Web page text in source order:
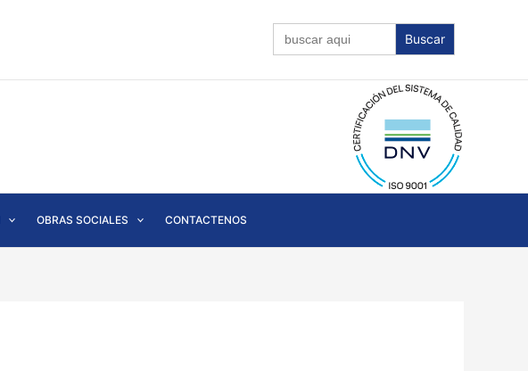
Buscar:
OBRAS SOCIALES CONTACTENOS